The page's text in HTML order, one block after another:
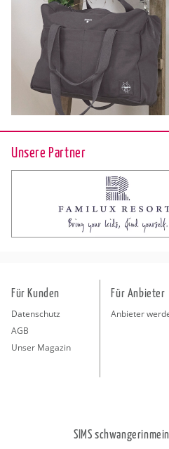
Unsere Partner
Für Kunden
Datenschutz
AGB
Unser Magazin
Für Anbieter
Anbieter
SIMS